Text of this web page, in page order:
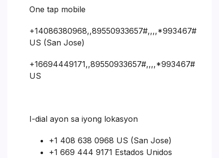
One tap mobile
+14086380968,,89550933657#,,,,*993467#
US (San Jose)
+16694449171,,89550933657#,,,,*993467#
US
I-dial ayon sa iyong lokasyon
+1 408 638 0968 US (San Jose)
+1 669 444 9171 Estados Unidos